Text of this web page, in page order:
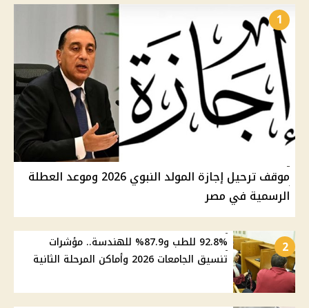
1
موقف ترحيل إجازة المولد النبوي 2026 وموعد العطلة
الرسمية في مصر
2
92.8% للطب و87.9% للهندسة.. مؤشرات
تنسيق الجامعات 2026 وأماكن المرحلة الثانية